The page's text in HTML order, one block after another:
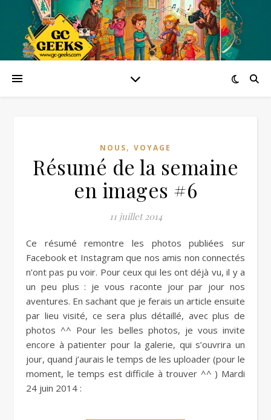
NOUS, VOYAGE
Résumé de la semaine
en images #6
11 juillet 2014
Ce résumé remontre les photos publiées sur
Facebook et Instagram que nos amis non connectés
n’ont pas pu voir. Pour ceux qui les ont déjà vu, il y a
un peu plus : je vous raconte jour par jour nos
aventures. En sachant que je ferais un article ensuite
par lieu visité, ce sera plus détaillé, avec plus de
photos ^^ Pour les belles photos, je vous invite
encore à patienter pour la galerie, qui s’ouvrira un
jour, quand j’aurais le temps de les uploader (pour le
moment, le temps est difficile à trouver ^^ ) Mardi
24 juin 2014 :